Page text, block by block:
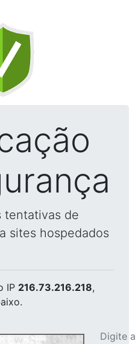
tentativas de
sites hospedados
IP 216.73.216.218,
Digite